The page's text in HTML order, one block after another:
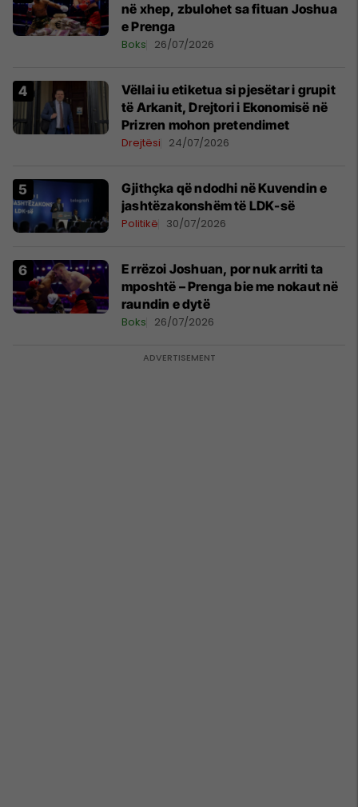
në xhep, zbulohet sa fituan Joshua
e Prenga
Boks 26/07/2026
Vëllai iu etiketua si pjesëtar i grupit
të Arkanit, Drejtori i Ekonomisë në
Prizren mohon pretendimet
Drejtësi 24/07/2026
Gjithçka që ndodhi në Kuvendin e
jashtëzakonshëm të LDK-së
Politikë 30/07/2026
E rrëzoi Joshuan, por nuk arriti ta
mposhtë – Prenga bie me nokaut në
raundin e dytë
Boks 26/07/2026